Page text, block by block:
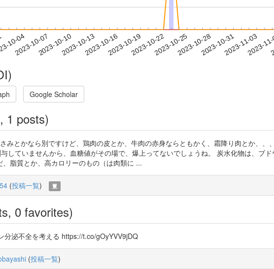
10-04
2023-10-072023-10-102023-10-132023-10-162023-10-192023-10-222023-10-252023-10-282023-10-312023-11-03
2023-
Google Scholar
1 posts)
みとかなら別ですけど、鶏肉の皮とか、牛肉の赤身ならともかく、霜降り肉とか、、
していませんから、血糖値がその場で、爆上ってないでしょうね。 炭水化物は、ブ
脂質とか、高カロリーのもの（は肉類に ...
(投稿一覧)
0 favorites)
分泌不全を考える https://t.co/gOyYVV9jDQ
(投稿一覧)